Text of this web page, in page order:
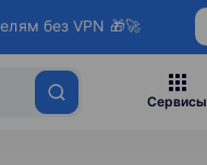
без VPN 🎁🚀
Сервисы